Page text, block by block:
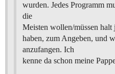
wurden. Jedes Programm
die
Meisten wollen/müssen
haben, zum Angeben, und
anzufangen. Ich
kenne da schon meine